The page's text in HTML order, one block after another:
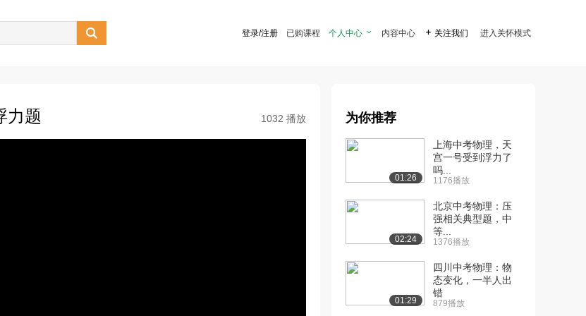
 登录/注册 已购课程 个人中心  内容中心  关注我们 进入关怀模式
力题 1032 播放 为你推荐
01:26
上海中考物理，天
宫一号受到浮力了
吗...
1176播放
02:24
北京中考物理：压
强相关典型题，中
等...
1376播放
01:29
四川中考物理：物
态变化，一半人出
错
879播放